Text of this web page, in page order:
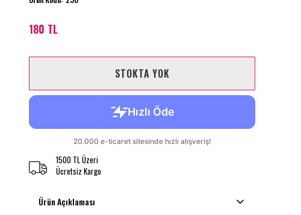
180 TL
STOKTA YOK
1500 TL Üzeri
Ücretsiz Kargo
Ürün Açıklaması